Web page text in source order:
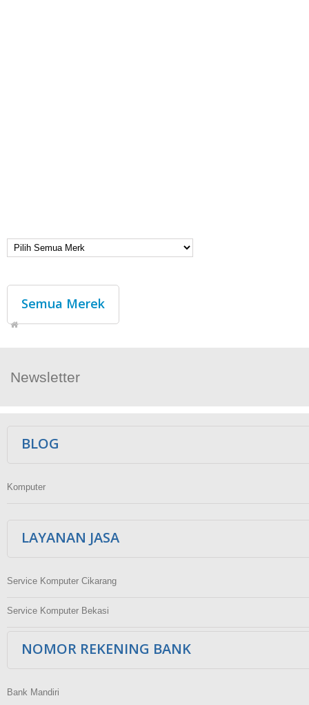
Semua Merek
Newsletter
BLOG
Komputer
LAYANAN JASA
Service Komputer Cikarang
Service Komputer Bekasi
NOMOR REKENING BANK
Bank Mandiri